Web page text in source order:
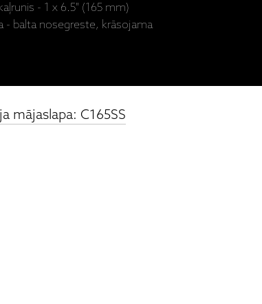
- 1 x 6.5" (165 mm)
- balta nosegreste, krāsojama
mājaslapa: C165SS